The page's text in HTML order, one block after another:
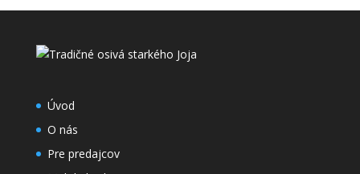
Úvod
O nás
Pre predajcov